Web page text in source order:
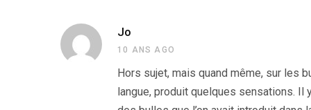
Jo
10 ANS AGO
Hors sujet, mais quand même, sur les
langue, produit quelques sensations.